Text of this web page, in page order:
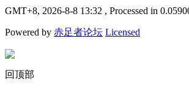
GMT+8, 2026-8-8 13:32 , Processed in
Powered by 赤足者论坛 Licensed
回顶部